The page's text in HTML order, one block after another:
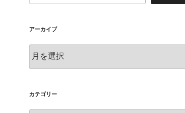
アーカイブ
ー
カ
ブ
カテゴリー